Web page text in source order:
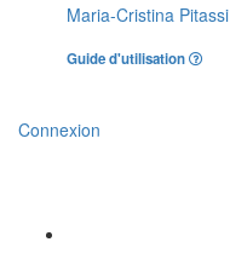
Maria-Cristina Pitassi
Guide d'utilisation
Connexion